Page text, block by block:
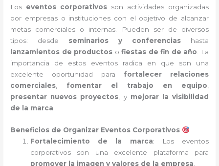
Los eventos corporativos son actividades organizadas
por empresas o instituciones con el objetivo de alcanzar
metas comerciales o internas. Pueden ser de diversos
tipos: desde seminarios y conferenciashasta
lanzamientos de productos ofiestas de fin de año . La
importancia de estos eventos radica en que son una
excelente oportunidad para fortalecer relaciones
comerciales
fomentar el trabajo en equipo
presentar nuevos proyectos , y mejorar la visibilidad
de la marca
Beneficios de Organizar Eventos Corporativos
Fortalecimiento de la marca: Los eventos
corporativos son una excelente plataforma para
promover la imagen y valores de la empresa